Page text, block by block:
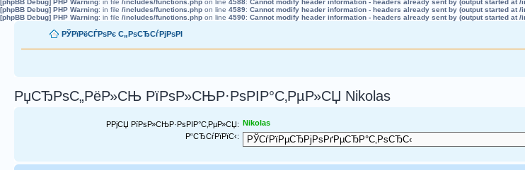
[phpBB Debug] PHP Warning: in file /includes/functions.php on line 4588: Cannot modify header information - headers already sent by (output started at
[phpBB Debug] PHP Warning: in file /includes/functions.php on line 4589: Cannot modify header information - headers already sent by (output started at
[phpBB Debug] PHP Warning: in file /includes/functions.php on line 4590: Cannot modify header information - headers already sent by (output started at
РЎРїРёСЃРѕРє С„РѕСЂСѓРјРѕРІ
РџСЂРѕС„РёР»СЊ РїРѕР»СЊР·РѕРІР°С‚РµР»СЏ Nikolas
РРјСЏ РїРѕР»СЊР·РѕРІР°С‚РµР»СЏ: Nikolas
Р“СЂСѓРїРїС‹: